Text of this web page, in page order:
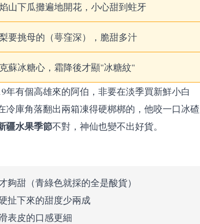
山下瓜攤遍地開花，小心甜到蛀牙
要挑母的（萼窪深），脆甜多汁
蘇冰糖心，霜降後才顯"冰糖紋"
年有個高雄來的阿伯，非要在淡季買新鮮小白
庫角落翻出兩箱凍得硬梆梆的，他咬一口冰碴
疆水果季節不對，神仙也變不出好貨。
夠甜（青綠色就採的全是酸貨）
扯下來的甜度少兩成
表皮的口感更細